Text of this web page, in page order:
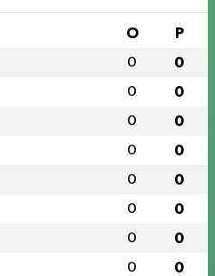
O P
0 0
0 0
0 0
0 0
0 0
0 0
0 0
0 0